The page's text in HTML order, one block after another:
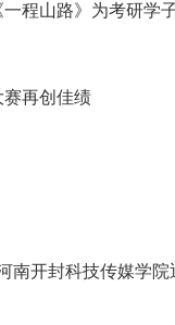
程山路》为考研学
再创佳绩
南开封科技传媒学